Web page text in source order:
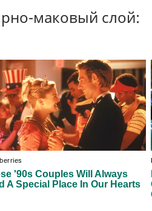
маковый слой: